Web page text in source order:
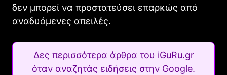
δεν μπορεί να προστατεύσει επαρκώς από
αναδυόμενες απειλές.
Δες περισσότερα άρθρα του iGuRu.gr
όταν αναζητάς ειδήσεις στην Google.